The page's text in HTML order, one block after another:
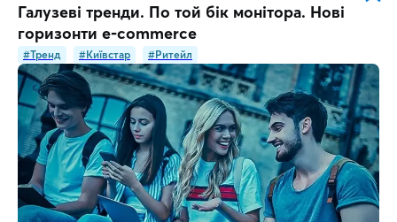
Галузеві тренди. По той бік монітора. Нові
горизонти e-сommerce
#Тренд #Київстар #Ритейл